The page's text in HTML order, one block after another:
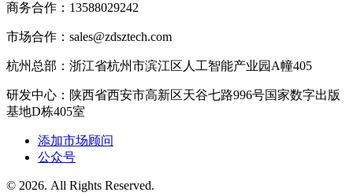
商务合作：13588029242
市场合作：sales@zdsztech.com
杭州总部：浙江省杭州市滨江区人工智能产业园A幢405
研发中心：陕西省西安市高新区天谷七路996号国家数字出版
基地D栋405室
添加市场顾问
公众号
© 2026. All Rights Reserved.